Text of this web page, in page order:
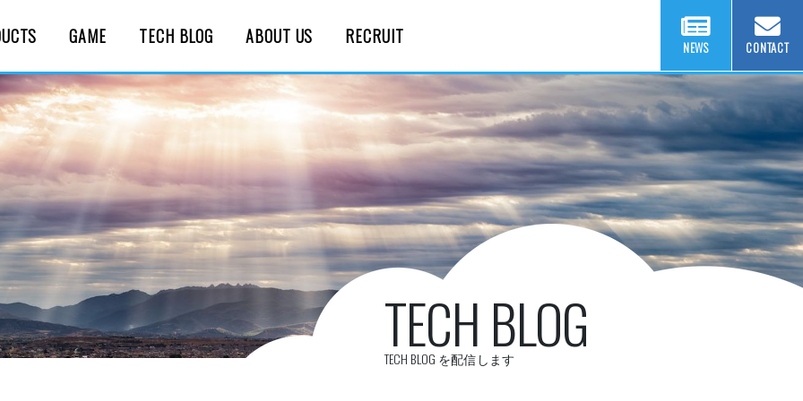
GAME TECH BLOG ABOUT US RECRUIT
NEWS CONTACT
TECH BLOG
TECH BLOG を配信します